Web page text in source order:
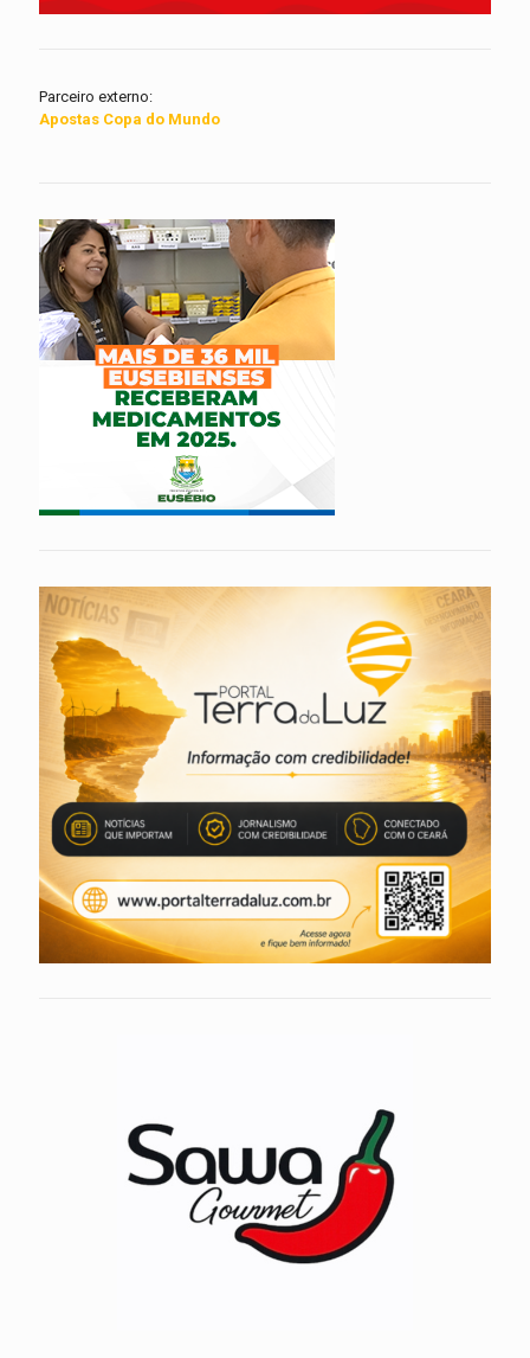
Parceiro externo:
Apostas Copa do Mundo